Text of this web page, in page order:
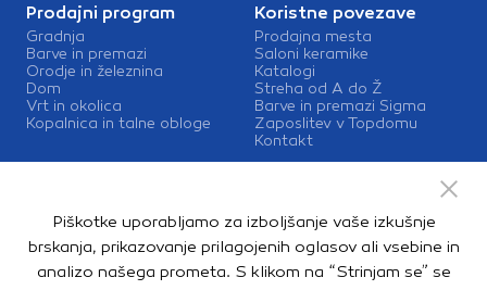
Prodajni program
Gradnja
Barve in premazi
Orodje in železnina
Dom
Vrt in okolica
Kopalnica in talne obloge
Koristne povezave
Prodajna mesta
Saloni keramike
Katalogi
Streha od A do Ž
Barve in premazi Sigma
Zaposlitev v Topdomu
Kontakt
Mešalnice barv
Dostava
Piškotke uporabljamo za izboljšanje vaše izkušnje
brskanja, prikazovanje prilagojenih oglasov ali vsebine in
analizo našega prometa. S klikom na “Strinjam se” se